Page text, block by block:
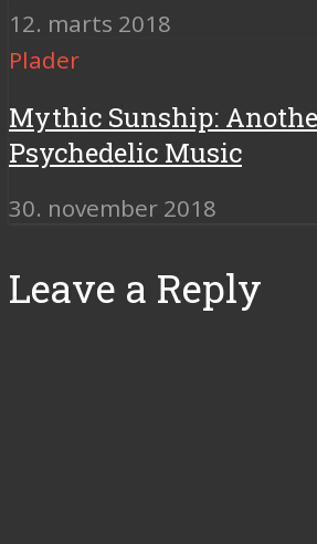
12. marts 2018
Plader
Mythic Sunship:
Psychedelic Music
30. november 2018
Leave a Reply